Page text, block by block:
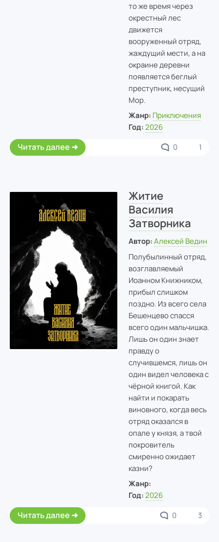
то же время через
окрестный лес
движется
вооруженный отряд,
жаждущий мести, а на
окраине деревни
появляется беглый
преступник, несущий
Мор.
Жанр: Приключения
Год: 2026
Читать далее 0 1
Житие
Василия
Затворника
Автор: Алексей Ведин
Полубылинный отряд,
возглавляемый
Иоанном Книжником,
прибыл слишком
поздно. Из всего села
Бешенцево спасся
всего один мальчишка.
Лишь он один знает
правду о
случившемся, лишь он
один видел человека с
чёрной книгой. Как
найти и покарать
виновного, когда весь
отряд оказался в
опале у князя, а твой
покровитель
смиренно ожидает
казни?
Жанр:
Год: 2026
Читать далее 0 3